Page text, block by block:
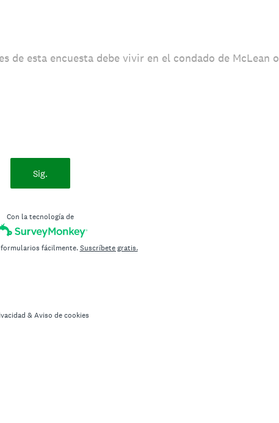
de esta encuesta debe vivir en el condado de McLean o
Sig.
Con la tecnología de
formularios fácilmente.Suscríbete gratis.
&Aviso de cookies